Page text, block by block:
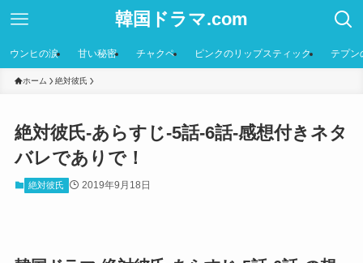
韓国ドラマ.com
ウンヒの涙 甘い秘密 チャクペ ピンクのリップスティック テプン
ホーム 絶対彼氏
絶対彼氏-あらすじ-5話-6話-感想付きネタ
バレでありで！
絶対彼氏 2019年9月18日